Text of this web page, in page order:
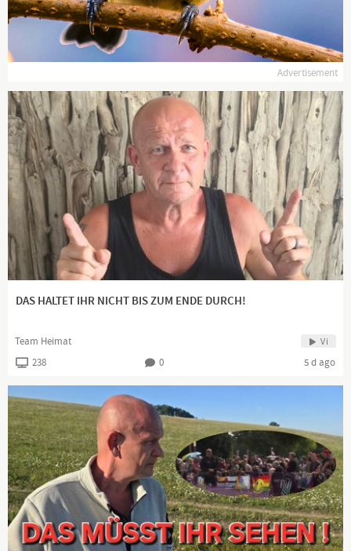
Advertisement
DAS HALTET IHR NICHT BIS ZUM ENDE DURCH!
Team Heimat Vi
238 0 5 d ago